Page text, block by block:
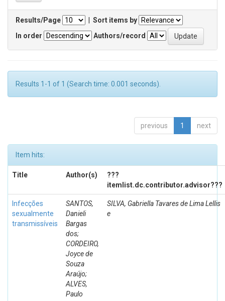
Results/Page
Sort items by
In order
Authors/record
Results 1-1 of 1 (Search time: 0.001 seconds).
previous 1 next
Item hits:
Title Author(s)
???
itemlist.dc.contributor.advisor???
Infecções
sexualmente
transmissíveis
SANTOS,
Danieli
Bargas
dos;
CORDEIRO,
Joyce de
Souza
Araújo;
ALVES,
Paulo
SILVA, Gabriella Tavares de Lima Lellis
e